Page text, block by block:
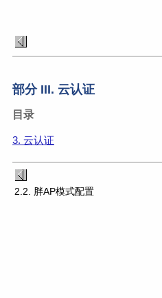
部分 III. 云认证
目录
3. 云认证
2.2. 胖AP模式配置